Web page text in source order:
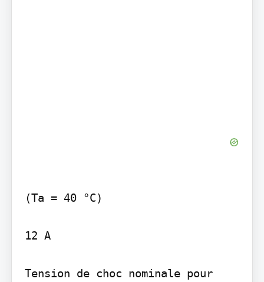
(Ta = 40 °C)
12 A
Tension de choc nominale pour